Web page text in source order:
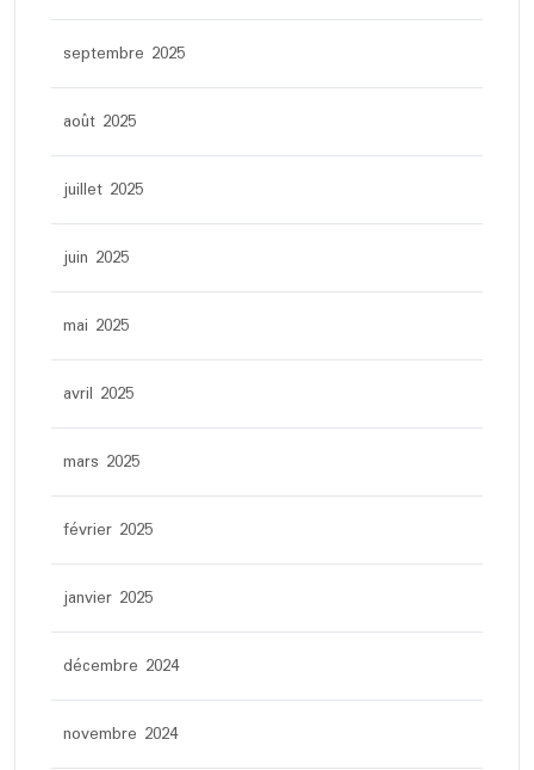
septembre 2025
août 2025
juillet 2025
juin 2025
mai 2025
avril 2025
mars 2025
février 2025
janvier 2025
décembre 2024
novembre 2024